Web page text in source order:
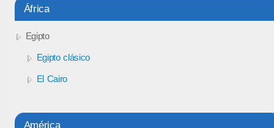
África
Egipto
Egipto clásico
El Cairo
América